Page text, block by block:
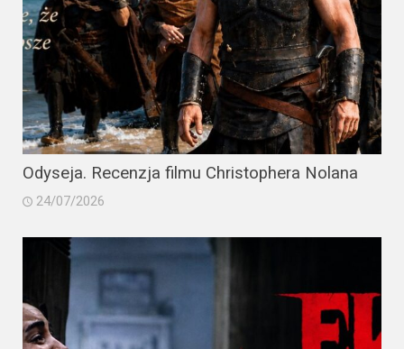
Odyseja. Recenzja filmu Christophera Nolana
24/07/2026